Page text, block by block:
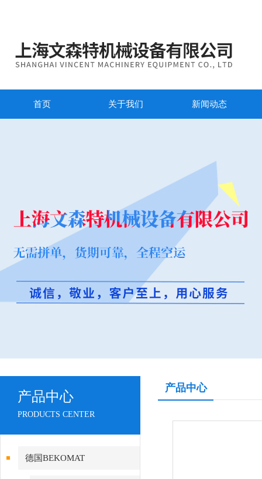
首页 关于我们 新闻动态
产品中心
PRODUCTS CENTER
德国BEKOMAT
产品中心